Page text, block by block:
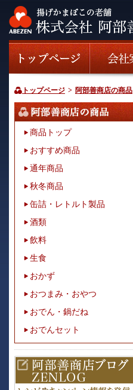
トップページ > 阿部善商店の商品
商品トップ
おすすめ商品
通年商品
秋冬商品
缶詰・レトルト製品
酒類
飲料
生食
おかず
おつまみ・おやつ
おでん・鍋だね
おでんセット